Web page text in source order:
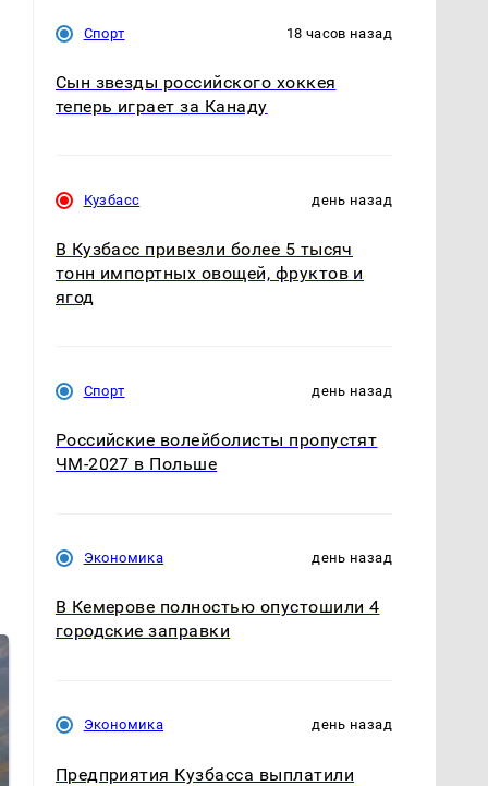
Спорт 18 часов назад
Сын звезды российского хоккея
теперь играет за Канаду
Кузбасс день назад
В Кузбасс привезли более 5 тысяч
тонн импортных овощей, фруктов и
ягод
Спорт день назад
Российские волейболисты пропустят
ЧМ-2027 в Польше
Экономика день назад
В Кемерове полностью опустошили 4
городские заправки
Экономика день назад
Предприятия Кузбасса выплатили